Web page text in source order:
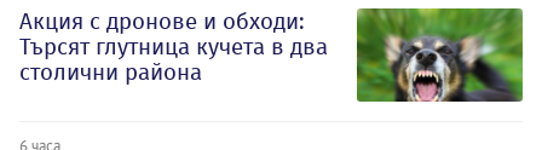
Акция с дронове и обходи:
Търсят глутница кучета в два
столични района
6 часа